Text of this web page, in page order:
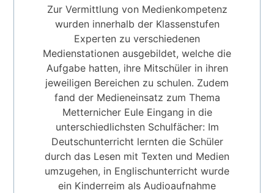
Zur Vermittlung von Medienkompetenz
wurden innerhalb der Klassenstufen
Experten zu verschiedenen
Medienstationen ausgebildet, welche die
Aufgabe hatten, ihre Mitschüler in ihren
jeweiligen Bereichen zu schulen. Zudem
fand der Medieneinsatz zum Thema
Metternicher Eule Eingang in die
unterschiedlichsten Schulfächer: Im
Deutschunterricht lernten die Schüler
durch das Lesen mit Texten und Medien
umzugehen, in Englischunterricht wurde
ein Kinderreim als Audioaufnahme